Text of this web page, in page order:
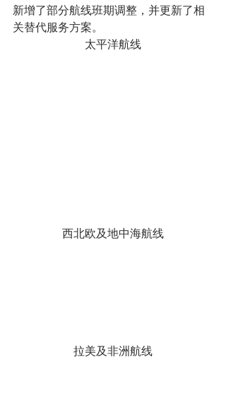
新增了部分航线班期调整，并更新了相
关替代服务方案。
太平洋航线
西北欧及地中海航线
拉美及非洲航线